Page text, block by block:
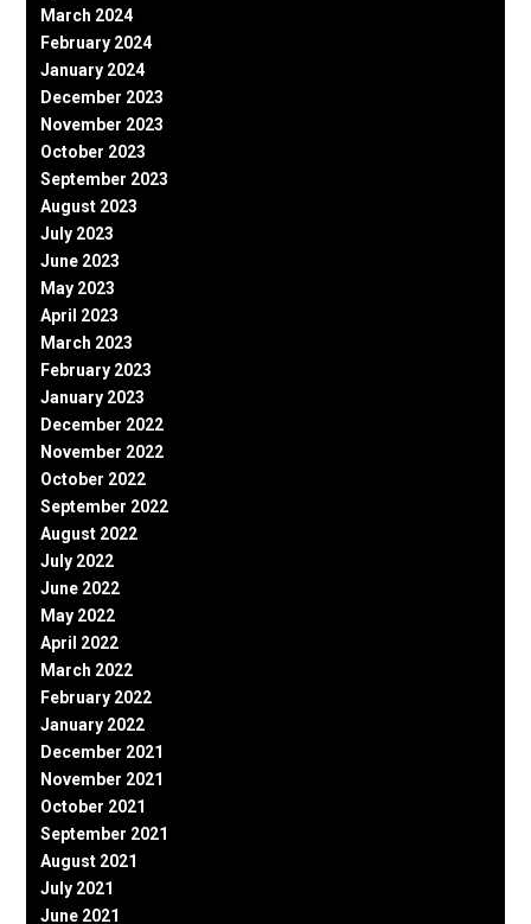
March 2024
February 2024
January 2024
December 2023
November 2023
October 2023
September 2023
August 2023
July 2023
June 2023
May 2023
April 2023
March 2023
February 2023
January 2023
December 2022
November 2022
October 2022
September 2022
August 2022
July 2022
June 2022
May 2022
April 2022
March 2022
February 2022
January 2022
December 2021
November 2021
October 2021
September 2021
August 2021
July 2021
June 2021